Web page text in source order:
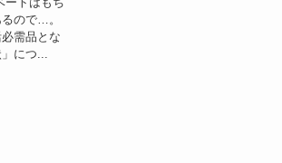
ので…。
需品とな
につ...